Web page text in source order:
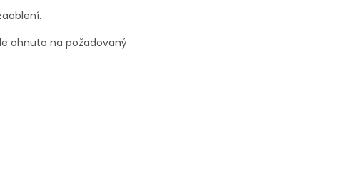
ohnuto na požadovaný